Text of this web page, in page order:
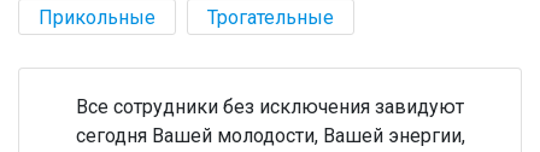
Прикольные Трогательные
Все сотрудники без исключения завидуют
сегодня Вашей молодости, Вашей энергии,